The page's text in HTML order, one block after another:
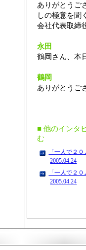
ありがとうご
しの極意を聞
会社代表取締
永田
鶴岡さん、本
鶴岡
ありがとうご
■ 他のインタ
む
「一人で２
2005.04.24
「一人で２
2005.04.24